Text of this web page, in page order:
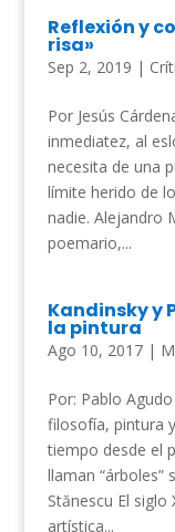
Reflexión y
risa»
Sep 2, 2019 |
Por Jesús
inmediatez, al
necesita de una
límite herido de
nadie. Alejandro
poemario,...
Kandinsky y
la pintura
Ago 10, 2017|
Por: Pablo
filosofía, pintura
tiempo desde el
llaman “árboles”
Stănescu El
artística...